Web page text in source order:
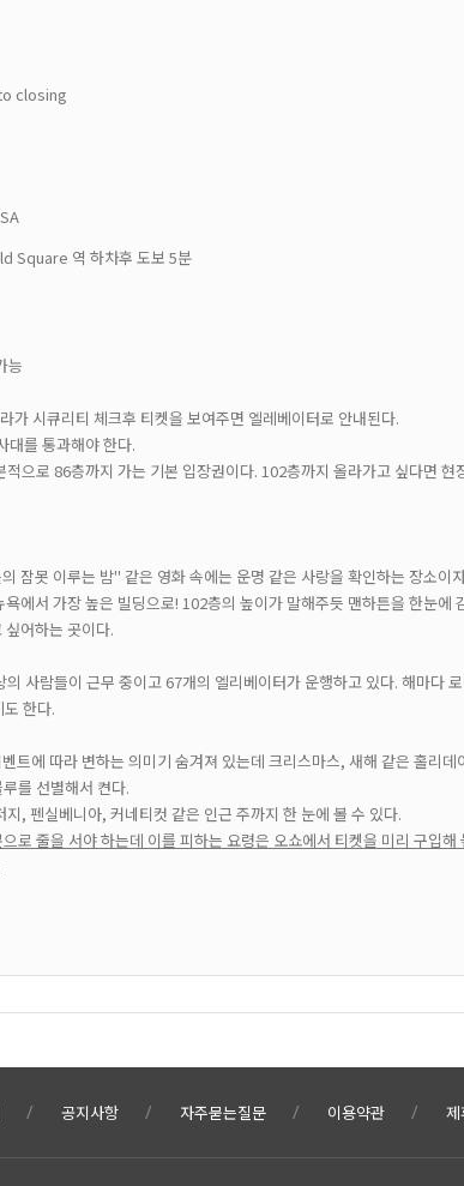
closing
Square 역 하차후 도보 5분
능
가 시큐리티 체크후 티켓을 보여주면 엘레베이터로 안내된다.
대를 통과해야 한다.
으로 86층까지 가는 기본 입장권이다. 102층까지 올라가고 싶다면
잠못 이루는 밤" 같은 영화 속에는 운명 같은 사랑을 확인하는 장소이
에서 가장 높은 빌딩으로! 102층의 높이가 말해주듯 맨하튼을 한눈에
어하는 곳이다.
사람들이 근무 중이고 67개의 엘리베이터가 운행하고 있다. 해마다
한다.
트에 따라 변하는 의미기 숨겨져 있는데 크리스마스, 새해 같은 홀리
를 선별해서 켠다.
, 펜실베니아, 커네티컷 같은 인근 주까지 한 눈에 볼 수 있다.
로 줄을 서야 하는데 이를 피하는 요령은 오쇼에서 티켓을 미리 구입
공지사항 자주묻는질문 이용약관 제